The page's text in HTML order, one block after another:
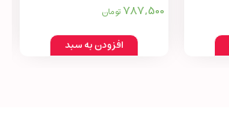
787,500 تومان
افزودن به سبد